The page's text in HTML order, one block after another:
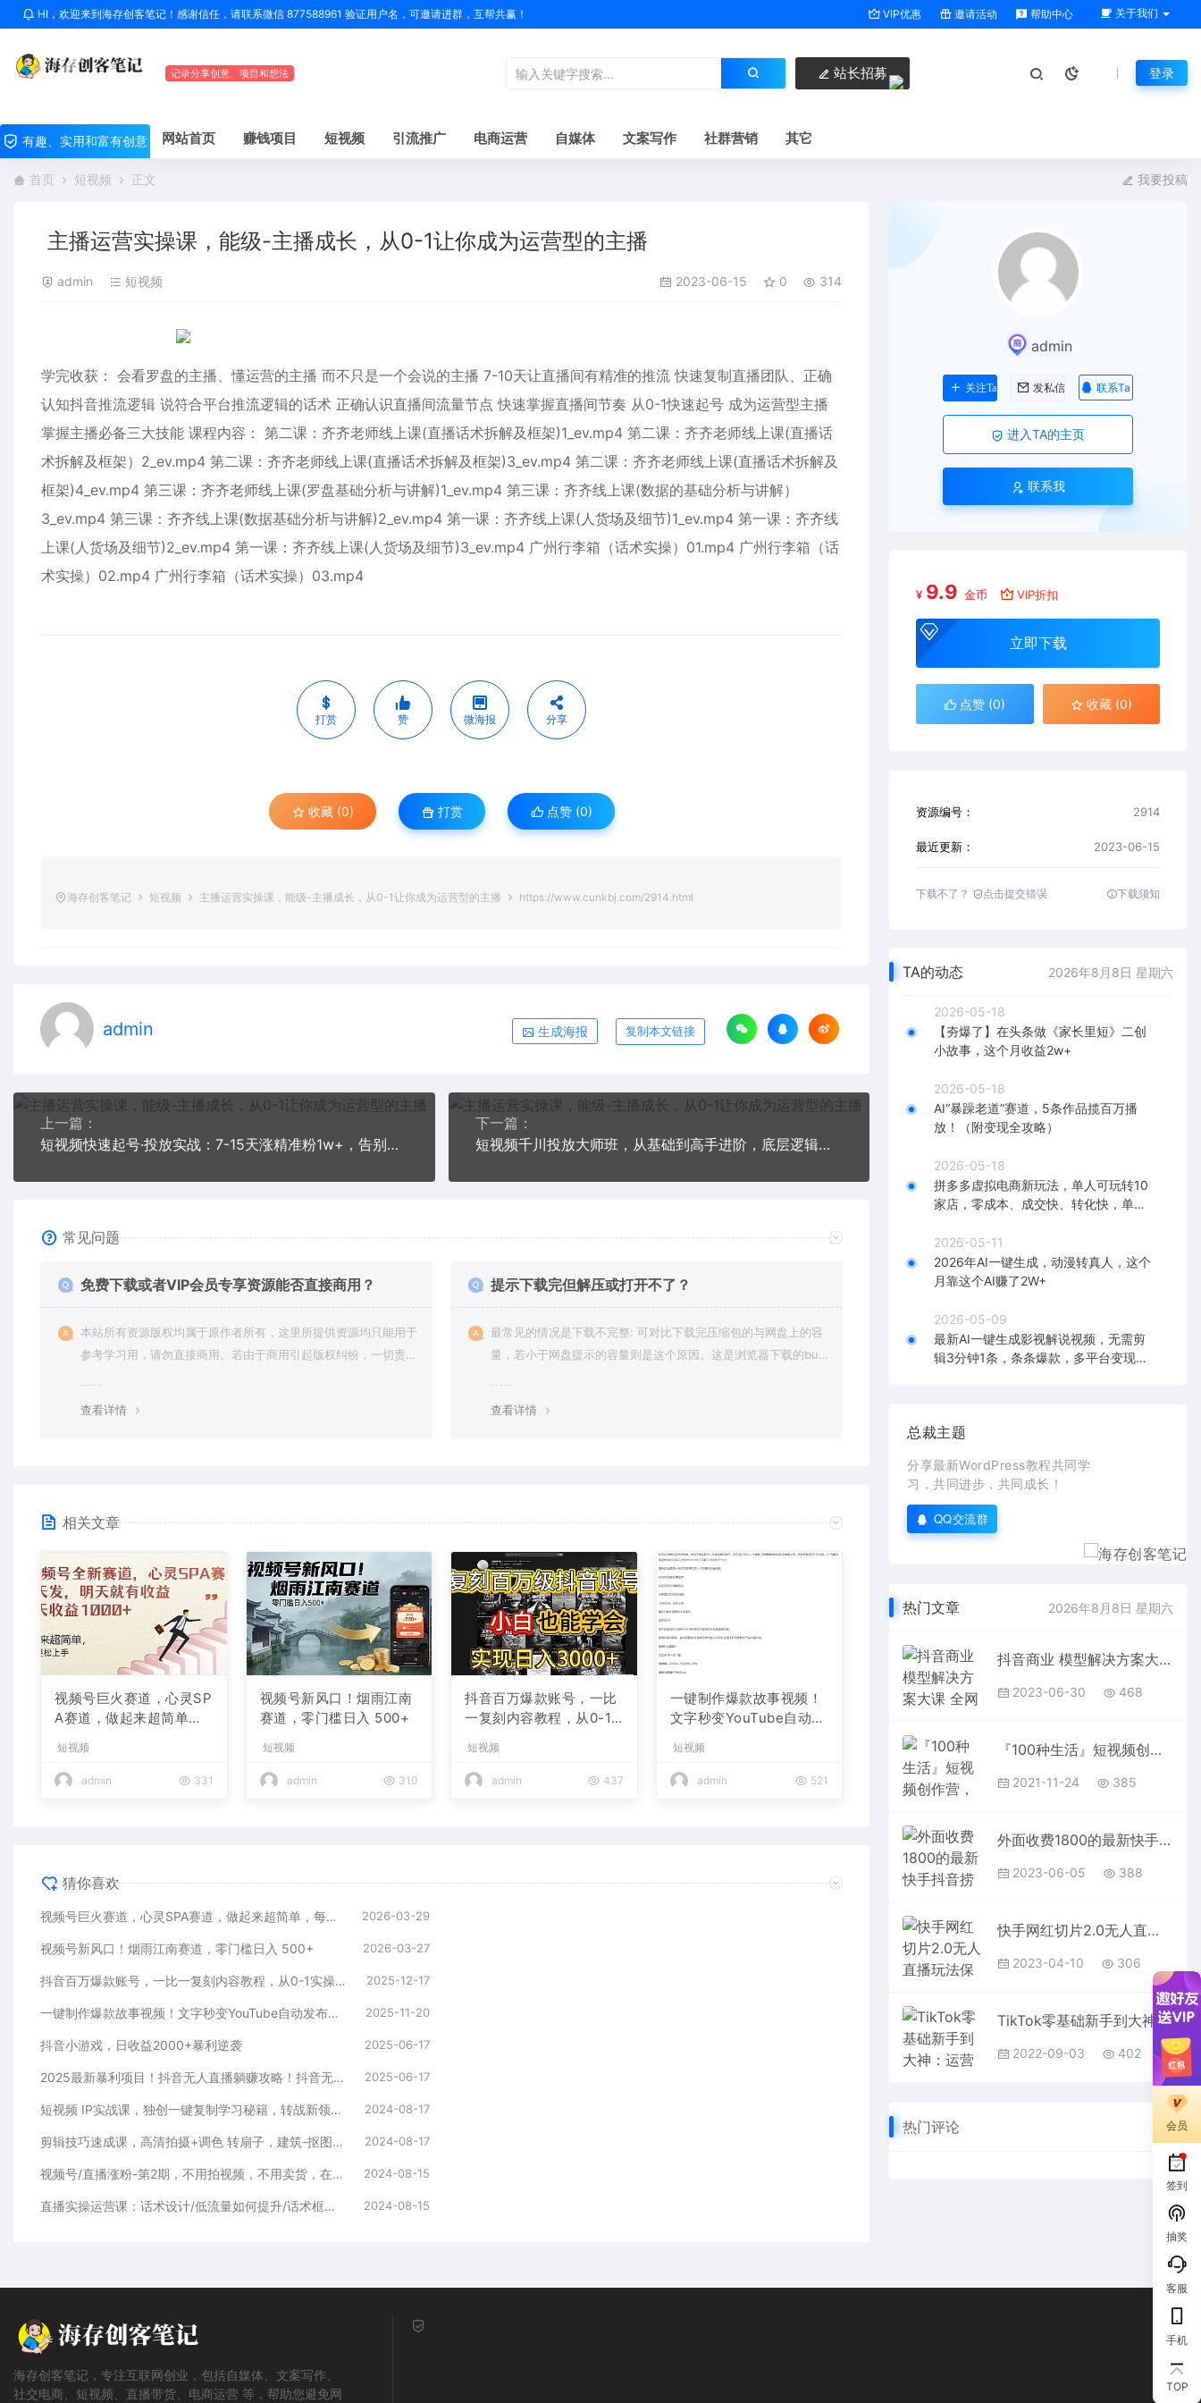
HI，欢迎来到海存创客笔记！感谢信任，请联系微信 877588961 验证用户名，可邀请进群，互帮共赢！ VIP优惠 邀请活动 帮助中心 关于我们
记录分享创意、项目和想法 站长招募 登录
有趣、实用和富有创意 网站首页 赚钱项目 短视频 引流推广 电商运营 自媒体 文案写作 社群营销 其它
首页 短视频 正文 我要投稿
主播运营实操课，能级-主播成长，从0-1让你成为运营型的主播
admin 短视频 2023-06-15 0 314
学完收获： 会看罗盘的主播、懂运营的主播 而不只是一个会说的主播 7-10天让直播间有精准的推流 快速复制直播团队、正确
认知抖音推流逻辑 说符合平台推流逻辑的话术 正确认识直播间流量节点 快速掌握直播间节奏 从0-1快速起号 成为运营型主播
掌握主播必备三大技能 课程内容： 第二课：齐齐老师线上课(直播话术拆解及框架)1_ev.mp4 第二课：齐齐老师线上课(直播话
术拆解及框架）2_ev.mp4 第二课：齐齐老师线上课(直播话术拆解及框架)3_ev.mp4 第二课：齐齐老师线上课(直播话术拆解及
框架)4_ev.mp4 第三课：齐齐老师线上课(罗盘基础分析与讲解)1_ev.mp4 第三课：齐齐线上课(数据的基础分析与讲解）
3_ev.mp4 第三课：齐齐线上课(数据基础分析与讲解)2_ev.mp4 第一课：齐齐线上课(人货场及细节)1_ev.mp4 第一课：齐齐线
上课(人货场及细节)2_ev.mp4 第一课：齐齐线上课(人货场及细节)3_ev.mp4 广州行李箱（话术实操）01.mp4 广州行李箱（话
术实操）02.mp4 广州行李箱（话术实操）03.mp4
打赏 赞 微海报 分享
收藏 (0) 打赏 点赞 (0)
海存创客笔记 短视频 主播运营实操课，能级-主播成长，从0-1让你成为运营型的主播 https://www.cunkbj.com/2914.html
admin 生成海报 复制本文链接
上一篇：
短视频快速起号·投放实战：7-15天涨精准粉1w+，告别无效粉丝，只做精准粉
下一篇：
短视频千川投放大师班，从基础到高手进阶，底层逻辑，高效投放（15节）
常见问题
免费下载或者VIP会员专享资源能否直接商用？
本站所有资源版权均属于原作者所有，这里所提供资源均只能用于
参考学习用，请勿直接商用。若由于商用引起版权纠纷，一切责任
查看详情
提示下载完但解压或打开不了？
最常见的情况是下载不完整: 可对比下载完压缩包的与网盘上的容
量，若小于网盘提示的容量则是这个原因。这是浏览器下载的bu
查看详情
相关文章
视频号巨火赛道，心灵SP
A赛道，做起来超简单，
短视频
admin 331
视频号新风口！烟雨江南
赛道，零门槛日入 500+
短视频
admin 310
抖音百万爆款账号，一比
一复刻内容教程，从0-1
复制爆款，月入10w+
短视频
admin 437
一键制作爆款故事视频！
文字秒变YouTube自动发
短视频
admin 521
猜你喜欢
视频号巨火赛道，心灵SPA赛道，做起来超简单，每天收益800+ 2026-03-29
视频号新风口！烟雨江南赛道，零门槛日入 500+ 2026-03-27
抖音百万爆款账号，一比一复刻内容教程，从0-1实操课，小白也能学会，复制爆款，月入10w+ 2025-12-17
一键制作爆款故事视频！文字秒变YouTube自动发布的傻瓜式教程 2025-11-20
抖音小游戏，日收益2000+暴利逆袭 2025-06-17
2025最新暴利项目！抖音无人直播躺赚攻略！抖音无人直播3.0玩法！0门槛… 2025-06-17
短视频 IP实战课，独创一键复制学习秘籍，转战新领域，月赚五万轻松行 2024-08-17
剪辑技巧速成课，高清拍摄+调色 转扇子，建筑-抠图精通，新手秒变剪辑专家 2024-08-17
视频号/直播涨粉-第2期，不用拍视频，不用卖货，在直播间做菜，就可以搞钱 2024-08-15
直播实操运营课：话术设计/低流量如何提升/话术框架/全场燃爆/非常干货 2024-08-15
admin
关注Ta 发私信 联系Ta
进入TA的主页
联系我
¥ 9.9 金币 VIP折扣
立即下载
点赞 (0) 收藏 (0)
资源编号： 2914
最近更新： 2023-06-15
下载不了？ 点击提交错误 下载须知
TA的动态 2026年8月8日 星期六
2026-05-18
【夯爆了】在头条做《家长里短》二创
小故事，这个月收益2w+
2026-05-18
AI“暴躁老道”赛道，5条作品揽百万播
放！（附变现全攻略）
2026-05-18
拼多多虚拟电商新玩法，单人可玩转10
家店，零成本、成交快、转化快，单店
2026-05-11
2026年AI一键生成，动漫转真人，这个
月靠这个AI赚了2W+
2026-05-09
最新AI一键生成影视解说视频，无需剪
辑3分钟1条，条条爆款，多平台变现日
总裁主题
分享最新WordPress教程共同学
习，共同进步，共同成长！
QQ交流群
热门文章 2026年8月8日 星期六
抖音商业 模型解决方案大课 全网全渠道操盘手 个人-零售-服务商-生产-农商
2023-06-30 468
『100种生活』短视频创作营，每个人部可以制作出自己的1分钟短视频
2021-11-24 385
外面收费1800的最新快手抖音捞实名方法，会员自测【随时失效】
2023-06-05 388
快手网红切片2.0无人直播玩法保姆级教程
2023-04-10 306
TikTok零基础新手到大神：运营体系+底层逻辑+认知升级（9节系列课）
2022-09-03 402
热门评论 会员
签到
抽奖
客服
手机
TOP
海存创客笔记，专注互联网创业，包括自媒体、文案写作、
社交电商、短视频、直播带货、电商运营 等，帮助您避免网
微信流量主自动挂机推广，轻松日入900+，简单易上手，做就有收益。